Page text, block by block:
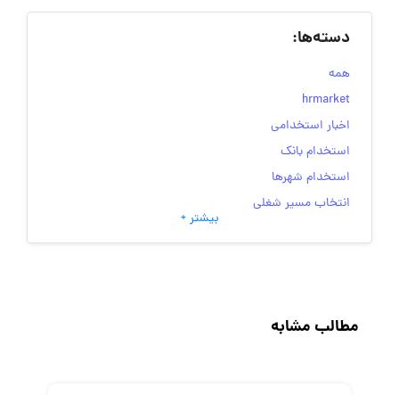
دسته‌ها:
همه
hrmarket
اخبار استخدامی
استخدام بانک
استخدام شهرها
انتخاب مسیر شغلی
به‌روزرسانی‌های سایت (کارجویی)
رزومه
بیشتر +
مطالب مشابه